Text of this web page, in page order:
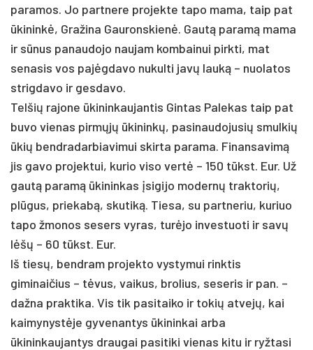
paramos. Jo partnere projekte tapo mama, taip pat
ūkininkė, Gražina Gauronskienė. Gautą paramą mama
ir sūnus panaudojo naujam kombainui pirkti, mat
senasis vos pajėgdavo nukulti javų lauką – nuolatos
strigdavo ir gesdavo.
Telšių rajone ūkininkaujantis Gintas Palekas taip pat
buvo vienas pirmųjų ūkininkų, pasinaudojusių smulkių
ūkių bendradarbiavimui skirta parama. Finansavimą
jis gavo projektui, kurio viso vertė – 150 tūkst. Eur. Už
gautą paramą ūkininkas įsigijo modernų traktorių,
plūgus, priekabą, skutiką. Tiesa, su partneriu, kuriuo
tapo žmonos sesers vyras, turėjo investuoti ir savų
lėšų – 60 tūkst. Eur.
Iš tiesų, bendram projekto vystymui rinktis
giminaičius – tėvus, vaikus, brolius, seseris ir pan. –
dažna praktika. Vis tik pasitaiko ir tokių atvejų, kai
kaimynystėje gyvenantys ūkininkai arba
ūkininkaujantys draugai pasitiki vienas kitu ir ryžtasi